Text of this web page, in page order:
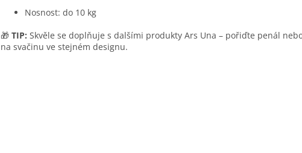
Nosnost: do 10 kg
🎁 TIP: Skvěle se doplňuje s dalšími produkty Ars Una – pořiďte penál
na svačinu ve stejném designu.